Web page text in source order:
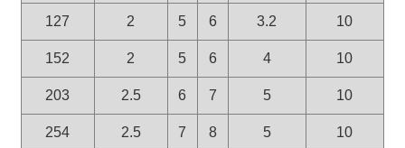
127 2 5 6 3.2 10
152 2 5 6 4 10
203 2.5 6 7 5 10
254 2.5 7 8 5 10